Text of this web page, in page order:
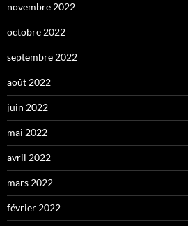
novembre 2022
octobre 2022
septembre 2022
août 2022
juin 2022
mai 2022
avril 2022
mars 2022
février 2022